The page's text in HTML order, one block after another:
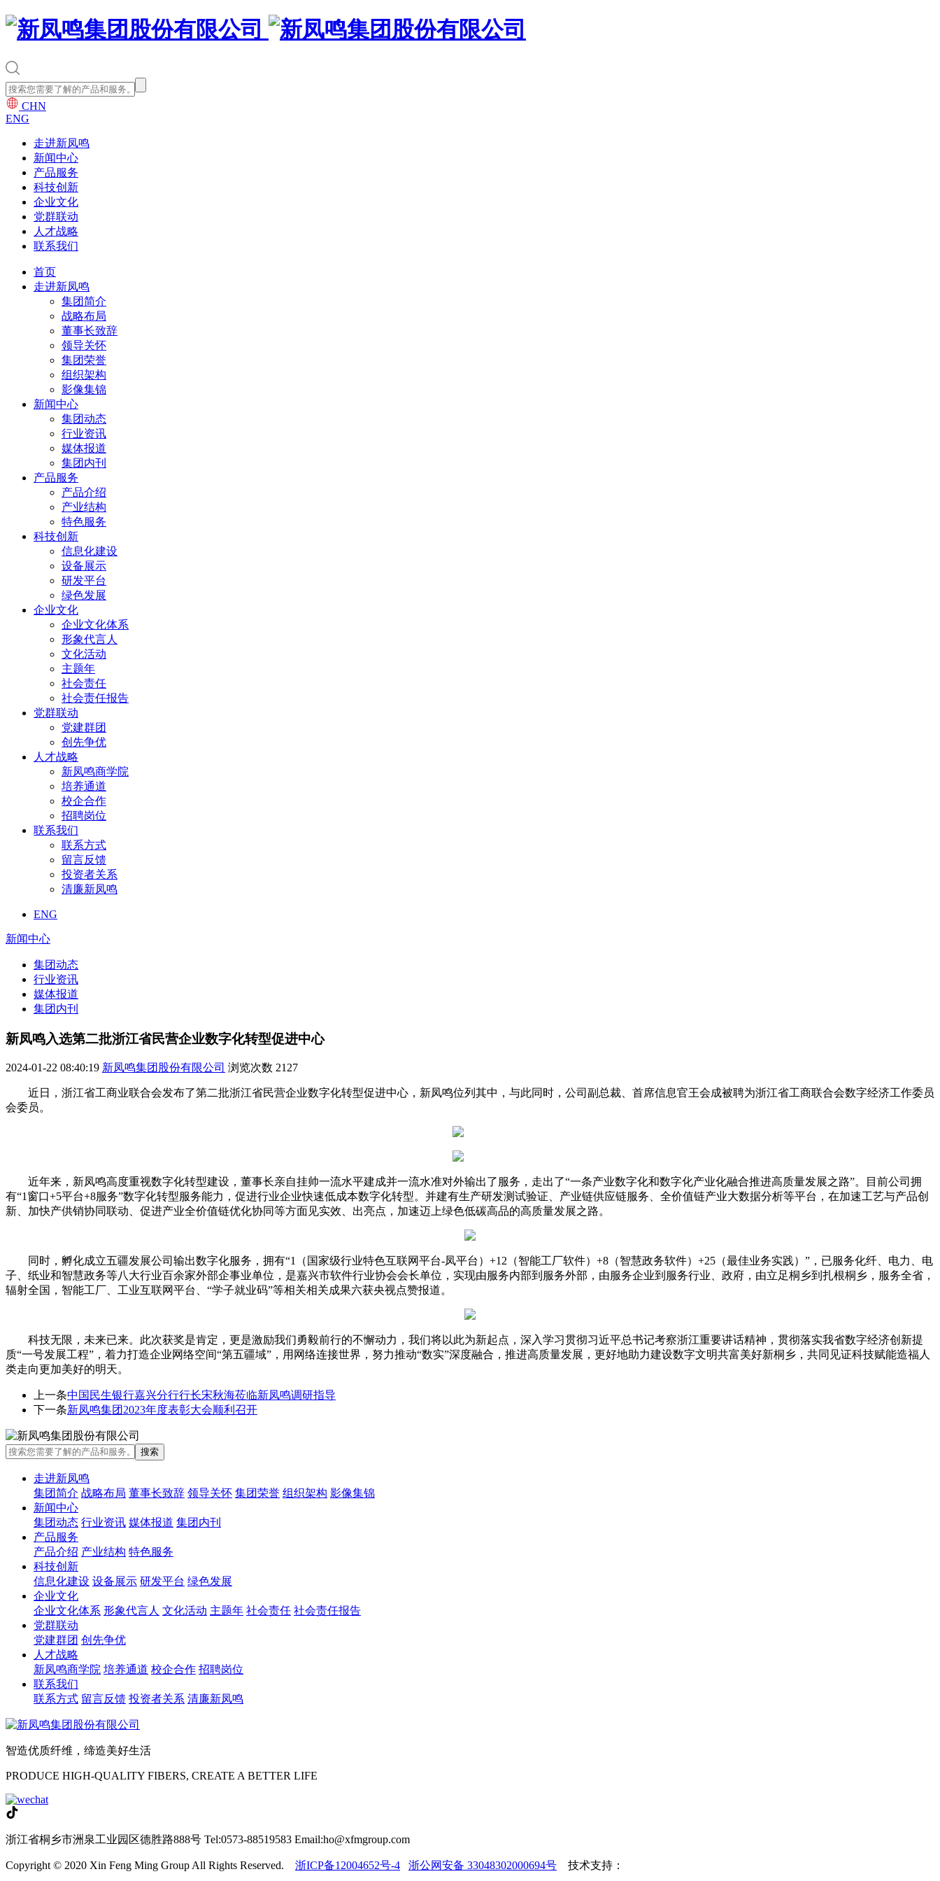
CHN
ENG
走进新凤鸣
新闻中心
产品服务
科技创新
企业文化
党群联动
人才战略
联系我们
首页
走进新凤鸣
集团简介
战略布局
董事长致辞
领导关怀
集团荣誉
组织架构
影像集锦
新闻中心
集团动态
行业资讯
媒体报道
集团内刊
产品服务
产品介绍
产业结构
特色服务
科技创新
信息化建设
设备展示
研发平台
绿色发展
企业文化
企业文化体系
形象代言人
文化活动
主题年
社会责任
社会责任报告
党群联动
党建群团
创先争优
人才战略
新凤鸣商学院
培养通道
校企合作
招聘岗位
联系我们
联系方式
留言反馈
投资者关系
清廉新凤鸣
ENG
新闻中心
集团动态
行业资讯
媒体报道
集团内刊
新凤鸣入选第二批浙江省民营企业数字化转型促进中心
2024-01-22 08:40:19 新凤鸣集团股份有限公司 浏览次数 2127
近日，浙江省工商业联合会发布了第二批浙江省民营企业数字化转型促进中心，新凤鸣位列其中，与此同时，公司副总裁、首席信息官王会成被聘为浙江省工商联合会数字经济工作委员
会委员。
近年来，新凤鸣高度重视数字化转型建设，董事长亲自挂帅一流水平建成并一流水准对外输出了服务，走出了“一条产业数字化和数字化产业化融合推进高质量发展之路”。目前公司拥
有“1窗口+5平台+8服务”数字化转型服务能力，促进行业企业快速低成本数字化转型。并建有生产研发测试验证、产业链供应链服务、全价值链产业大数据分析等平台，在加速工艺与产品创
新、加快产供销协同联动、促进产业全价值链优化协同等方面见实效、出亮点，加速迈上绿色低碳高品的高质量发展之路。
同时，孵化成立五疆发展公司输出数字化服务，拥有“1（国家级行业特色互联网平台-凤平台）+12（智能工厂软件）+8（智慧政务软件）+25（最佳业务实践）”，已服务化纤、电力、电
子、纸业和智慧政务等八大行业百余家外部企事业单位，是嘉兴市软件行业协会会长单位，实现由服务内部到服务外部，由服务企业到服务行业、政府，由立足桐乡到扎根桐乡，服务全省，
辐射全国，智能工厂、工业互联网平台、“学子就业码”等相关相关成果六获央视点赞报道。
科技无限，未来已来。此次获奖是肯定，更是激励我们勇毅前行的不懈动力，我们将以此为新起点，深入学习贯彻习近平总书记考察浙江重要讲话精神，贯彻落实我省数字经济创新提
质“一号发展工程”，着力打造企业网络空间“第五疆域”，用网络连接世界，努力推动“数实”深度融合，推进高质量发展，更好地助力建设数字文明共富美好新桐乡，共同见证科技赋能造福人
类走向更加美好的明天。
上一条中国民生银行嘉兴分行行长宋秋海莅临新凤鸣调研指导
下一条新凤鸣集团2023年度表彰大会顺利召开
走进新凤鸣
集团简介 战略布局 董事长致辞 领导关怀 集团荣誉 组织架构 影像集锦
新闻中心
集团动态 行业资讯 媒体报道 集团内刊
产品服务
产品介绍 产业结构 特色服务
科技创新
信息化建设 设备展示 研发平台 绿色发展
企业文化
企业文化体系 形象代言人 文化活动 主题年 社会责任 社会责任报告
党群联动
党建群团 创先争优
人才战略
新凤鸣商学院 培养通道 校企合作 招聘岗位
联系我们
联系方式 留言反馈 投资者关系 清廉新凤鸣
智造优质纤维，缔造美好生活
PRODUCE HIGH-QUALITY FIBERS, CREATE A BETTER LIFE
浙江省桐乡市洲泉工业园区德胜路888号 Tel:0573-88519583 Email:ho@xfmgroup.com
Copyright © 2020 Xin Feng Ming Group All Rights Reserved. 浙ICP备12004652号-4 浙公网安备 33048302000694号 技术支持：